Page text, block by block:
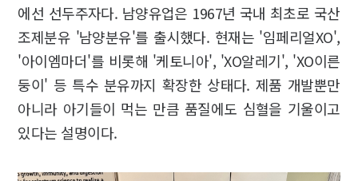
에선 선두주자다. 남양유업은 1967년 국내 최초로 국산
조제분유 '남양분유'를 출시했다. 현재는 '임페리얼XO',
'아이엠마더'를 비롯해 '케토니아', 'XO알레기', 'XO이른
둥이' 등 특수 분유까지 확장한 상태다. 제품 개발뿐만
아니라 아기들이 먹는 만큼 품질에도 심혈을 기울이고
있다는 설명이다.